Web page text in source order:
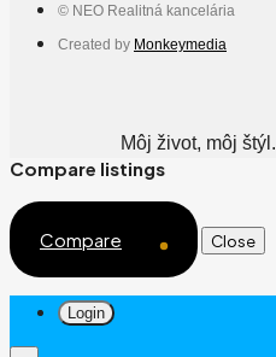
© NEO Realitná kancelária
Created by Monkeymedia
Môj život, môj štýl.
Compare listings
Compare Close
Login